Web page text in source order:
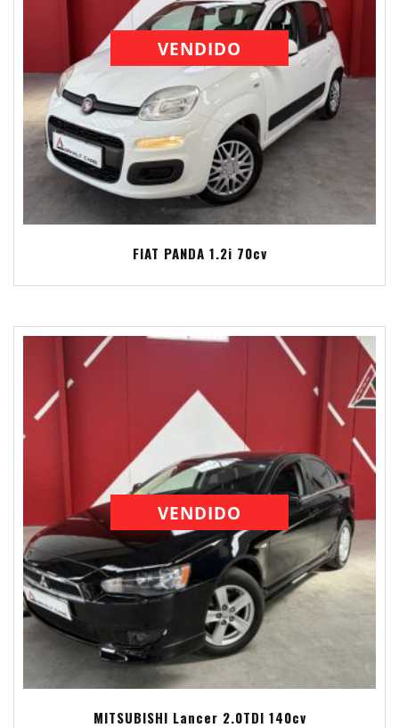
VENDIDO
FIAT PANDA 1.2i 70cv
VENDIDO
MITSUBISHI Lancer 2.0TDI 140cv